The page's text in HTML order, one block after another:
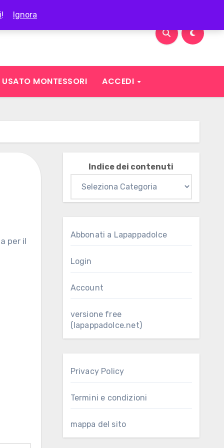
! Ignora
USATO MONTESSORI ACCEDI
Indice dei contenuti
Abbonati a Lapappadolce
Login
Account
versione free
(lapappadolce.net)
Privacy Policy
Termini e condizioni
mappa del sito